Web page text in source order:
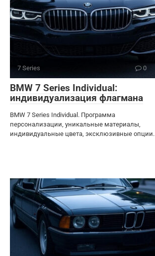
7 Series 0
BMW 7 Series Individual:
индивидуализация флагмана
BMW 7 Series Individual. Программа
персонализации, уникальные материалы,
индивидуальные цвета, эксклюзивные опции.